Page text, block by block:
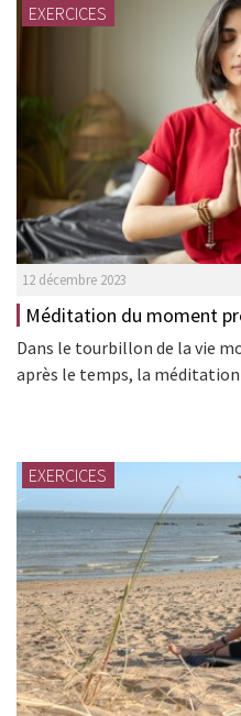
EXERCICES
12 décembre 2023
Méditation du moment
Dans le tourbillon de la vie
après le temps, la méditation
EXERCICES